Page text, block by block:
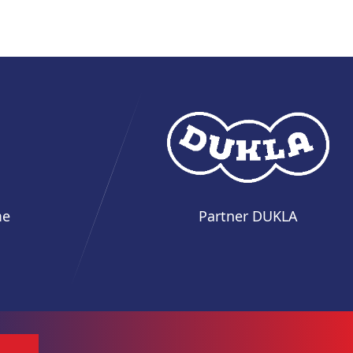
Partner DUKLA